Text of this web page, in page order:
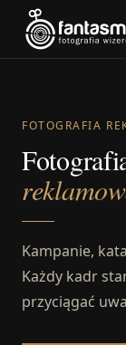
FOTOGRAFIA
Kampanie,
Każdy kadr
przyciągać